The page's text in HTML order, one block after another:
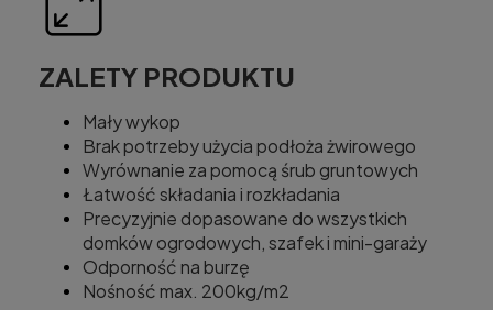
ZALETY PRODUKTU
Mały wykop
Brak potrzeby użycia podłoża żwirowego
Wyrównanie za pomocą śrub gruntowych
Łatwość składania i rozkładania
Precyzyjnie dopasowane do wszystkich
domków ogrodowych, szafek i mini-garaży
Odporność na burzę
Nośność max. 200kg/m2